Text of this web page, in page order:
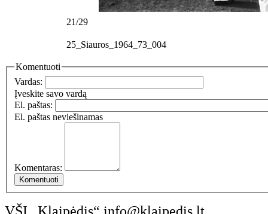
21/29
25_Siauros_1964_73_004
Komentuoti
Vardas:
Įveskite savo vardą
El. paštas:
El. paštas neviešinamas
Komentaras:
VŠĮ „Klaipėdis“ info@klaipedis.lt